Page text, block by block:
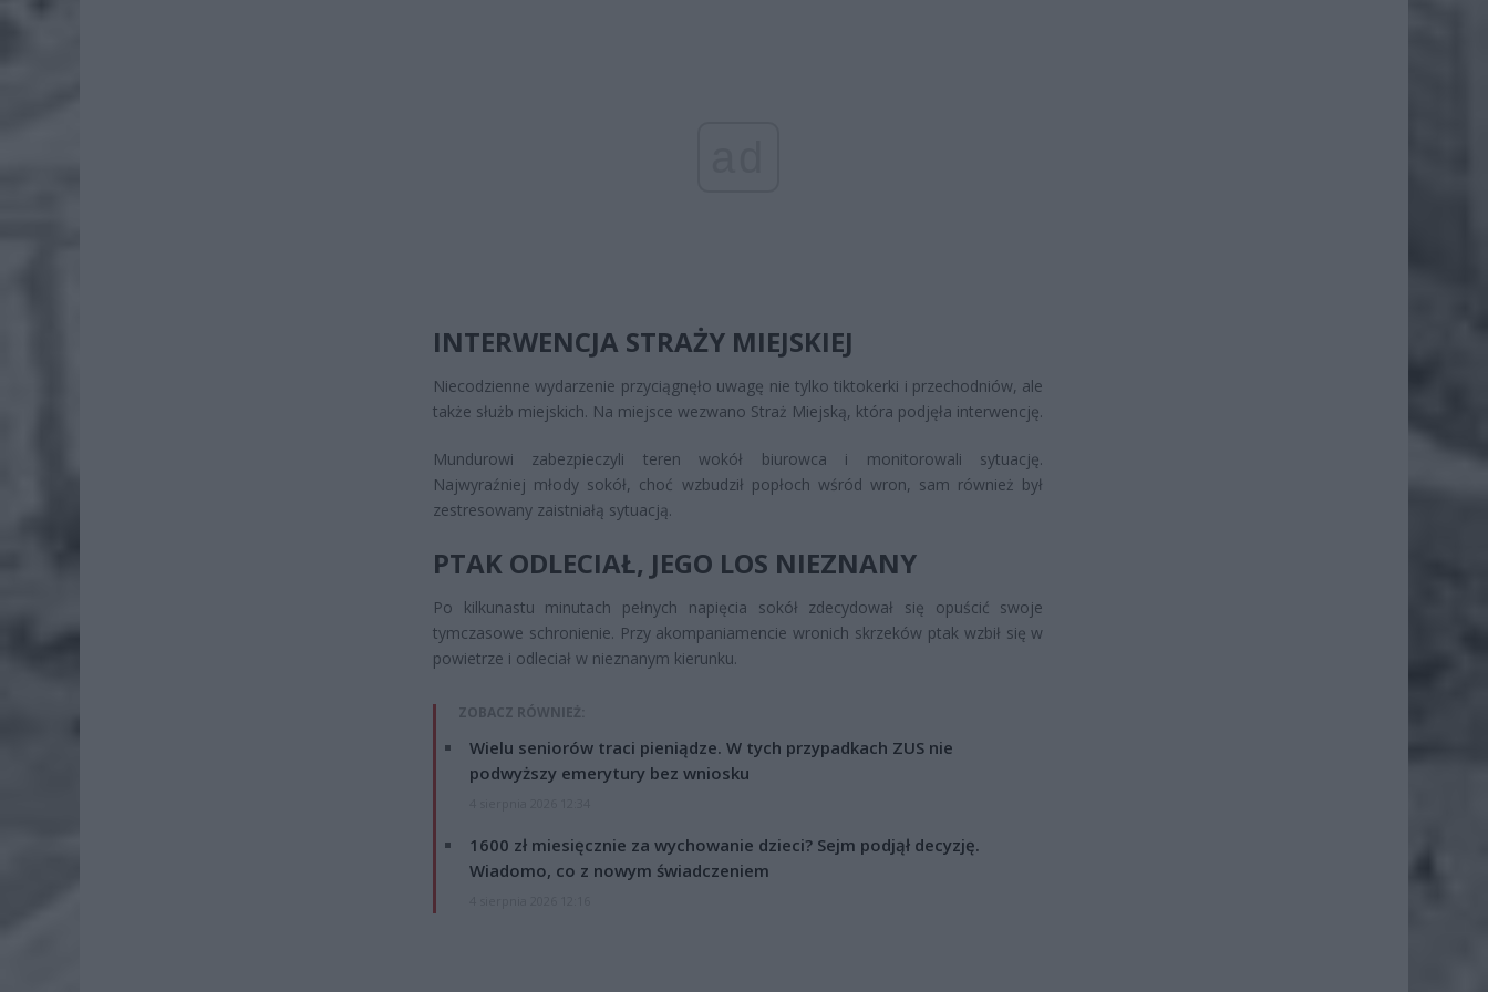
INTERWENCJA STRAŻY MIEJSKIEJ
Niecodzienne wydarzenie przyciągnęło uwagę nie tylko tiktokerki i przechodniów, ale
także służb miejskich. Na miejsce wezwano Straż Miejską, która podjęła interwencję.
Mundurowi zabezpieczyli teren wokół biurowca i monitorowali sytuację.
Najwyraźniej młody sokół, choć wzbudził popłoch wśród wron, sam również był
zestresowany zaistniałą sytuacją.
PTAK ODLECIAŁ, JEGO LOS NIEZNANY
Po kilkunastu minutach pełnych napięcia sokół zdecydował się opuścić swoje
tymczasowe schronienie. Przy akompaniamencie wronich skrzeków ptak wzbił się w
powietrze i odleciał w nieznanym kierunku.
ZOBACZ RÓWNIEŻ:
Wielu seniorów traci pieniądze. W tych przypadkach ZUS nie
podwyższy emerytury bez wniosku
1600 zł miesięcznie za wychowanie dzieci? Sejm podjął decyzję.
Wiadomo, co z nowym świadczeniem